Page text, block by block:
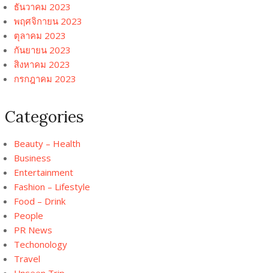
ธันวาคม 2023
พฤศจิกายน 2023
ตุลาคม 2023
กันยายน 2023
สิงหาคม 2023
กรกฎาคม 2023
Categories
Beauty – Health
Business
Entertainment
Fashion – Lifestyle
Food – Drink
People
PR News
Techonology
Travel